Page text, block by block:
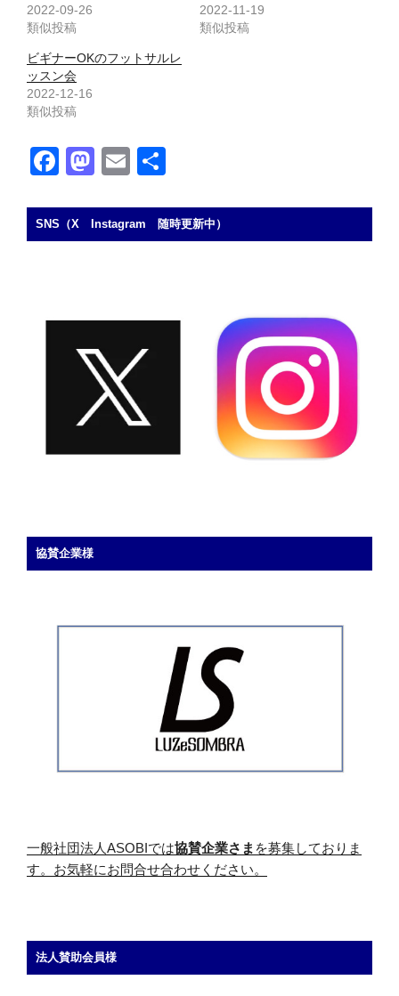
2022-09-26
類似投稿
2022-11-19
類似投稿
ビギナーOKのフットサルレ
ッスン会
2022-12-16
類似投稿
F
c
e
M
st
o
E
ail
SNS（X Instagram 随時更新中）
協賛企業様
一般社団法人ASOBIでは協賛企業さま を募集しておりま
す。お気軽にお問合せ合わせください。
法人賛助会員様